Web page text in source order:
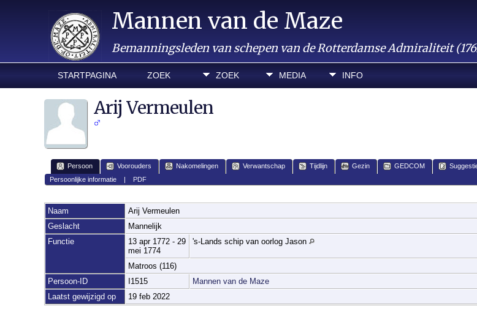
Mannen van de Maze
Bemanningsleden van schepen van de Rotterdamse Admiraliteit
STARTPAGINA ZOEK ZOEK MEDIA INFO
Arij Vermeulen
Persoon Voorouders Nakomelingen Verwantschap Tijdlijn Gezin GEDCOM
Persoonlijke informatie| PDF
Naam Arij Vermeulen
Geslacht
Mannelijk
Functie
13 apr 1772 - 29
mei 1774
's-Lands schip van oorlog Jason
Matroos (116)
Persoon-ID
I1515
Mannen van de Maze
Laatst gewijzigd op
19 feb 2022